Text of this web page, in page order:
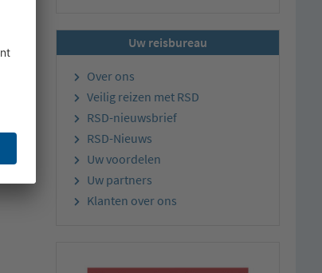
Uw reisbureau
Over ons
Veilig reizen met RSD
RSD-nieuwsbrief
RSD-Nieuws
Uw voordelen
Uw partners
Klanten over ons